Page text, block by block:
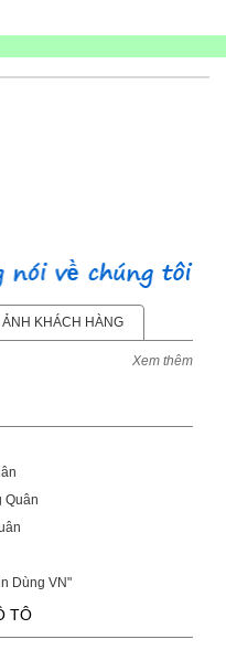
ẢNH KHÁCH HÀNG
Xem thêm
Quân
Dùng VN"
TÔ